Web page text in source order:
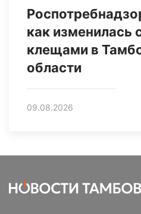
как изменилась
клещами в
области
09.08.2026